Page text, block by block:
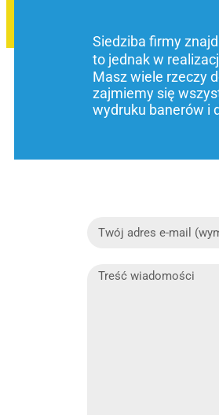
Siedziba firmy
to jednak w
Masz wiele rzeczy
zajmiemy się
wydruku banerów i